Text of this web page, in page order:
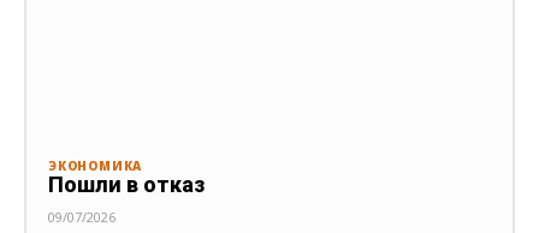
ЭКОНОМИКА
Пошли в отказ
09/07/2026